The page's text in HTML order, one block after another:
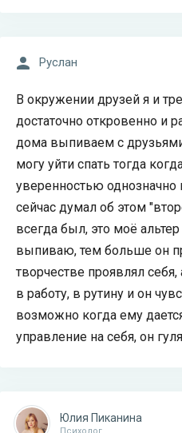
Руслан
В окружении друзей я и
достаточно откровенно и
дома выпиваем с
могу уйти спать тогда
уверенностью однозначно
сейчас думал об этом
всегда был, это моё
выпиваю, тем больше он
творчестве проявлял себя,
в работу, в рутину и он
возможно когда ему
управление на себя, он
Юлия Пиканина
Психолог